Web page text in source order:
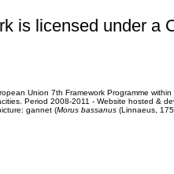
is licensed under a
Union 7th Framework Programme
Period 2008-2011 - Website hosted &
gannet (Morus bassanus(Linnaeus,